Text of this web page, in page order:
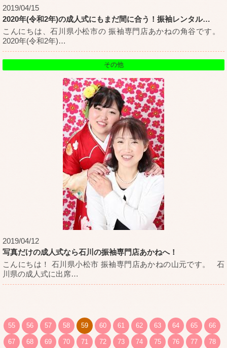
2019/04/15
2020年(令和2年)の成人式にもまだ間に合う！振袖レンタル…
こんにちは、石川県小松市の 振袖専門店あかねの角谷です。
2020年(令和2年)…
その他
2019/04/12
写真だけの成人式なら石川の振袖専門店あかねへ！
こんにちは！ 石川県小松市 振袖専門店あかねの山元です。 石
川県の成人式に出席…
55 56 57 58 59 60 61 62 63 64 65 66
67 68 69 70 71 72 73 74 75 76 77 78